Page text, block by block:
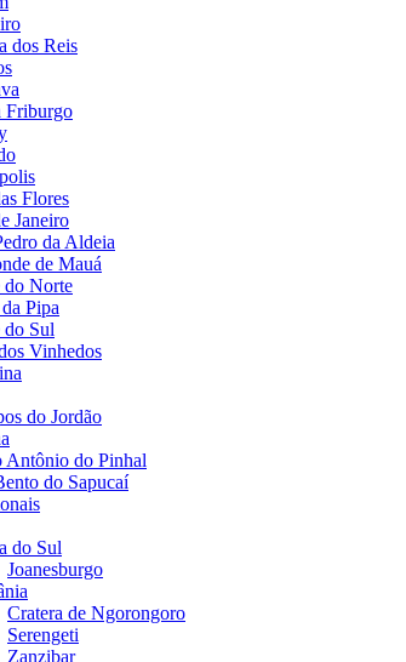
dos Reis
Friburgo
Flores
Janeiro
da Aldeia
de Mauá
do Norte
Pipa
Sul
Vinhedos
do Jordão
Antônio do Pinhal
do Sapucaí
do Sul
Joanesburgo
Cratera de Ngorongoro
Serengeti
Zanzibar